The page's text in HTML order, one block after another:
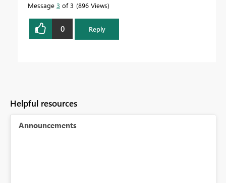
Message 3 of 3 896 Views
0 Reply
Helpful resources
Announcements